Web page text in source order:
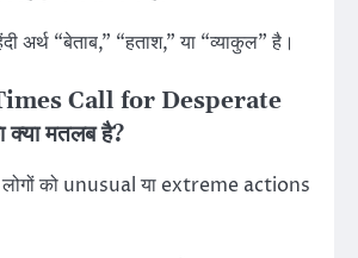
अर्थ “बेताब,” “हताश,” या “व्याकुल” है।
Call for Desperate
मतलब है?
को unusual या extreme actions